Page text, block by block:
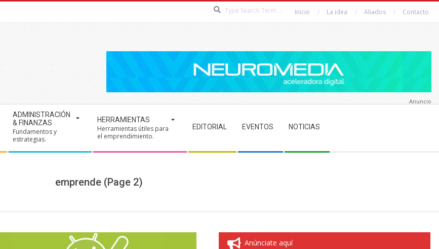
Inicio La idea Aliados Contacto
ADMINISTRACIÓN
& FINANZAS
Fundamentos y
estrategias.
HERRAMIENTAS
Herramientas útiles para
el emprendimiento.
EDITORIAL EVENTOS NOTICIAS
Anuncio
emprende (Page 2)
Anúnciate aquí